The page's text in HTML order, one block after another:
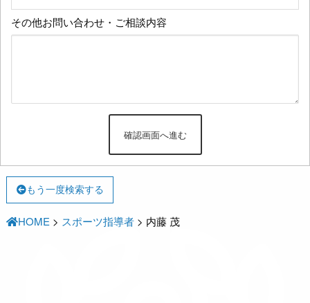
その他お問い合わせ・ご相談内容
もう一度検索する
HOME > スポーツ指導者 > 内藤 茂